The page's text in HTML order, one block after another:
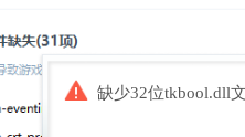
缺少32位tkbool.dll